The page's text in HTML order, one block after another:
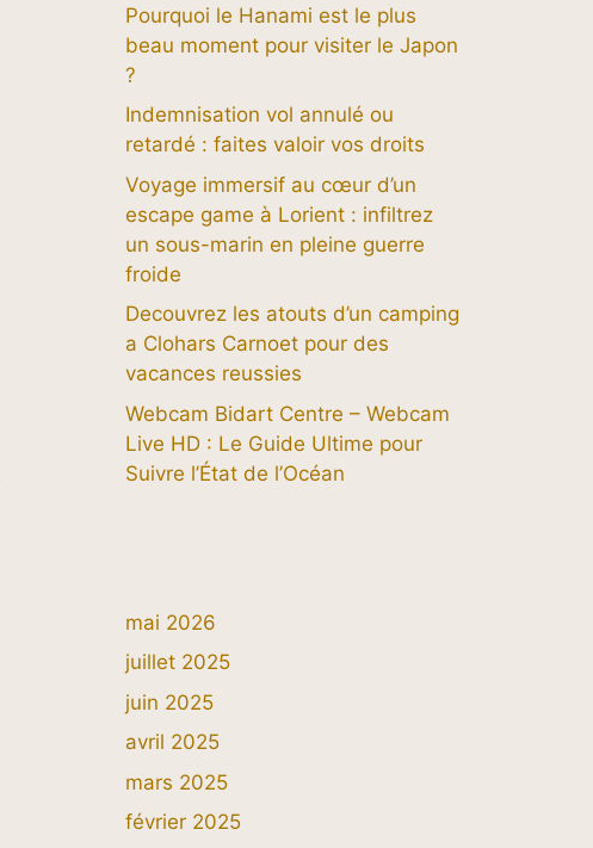
Pourquoi le Hanami est le plus
beau moment pour visiter le Japon
?
Indemnisation vol annulé ou
retardé : faites valoir vos droits
Voyage immersif au cœur d’un
escape game à Lorient : infiltrez
un sous-marin en pleine guerre
froide
Decouvrez les atouts d’un camping
a Clohars Carnoet pour des
vacances reussies
Webcam Bidart Centre – Webcam
Live HD : Le Guide Ultime pour
Suivre l’État de l’Océan
mai 2026
juillet 2025
juin 2025
avril 2025
mars 2025
février 2025